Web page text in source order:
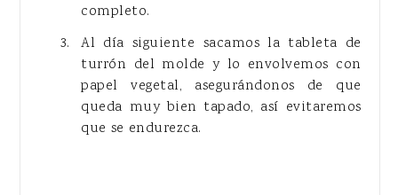
completo.
Al día siguiente sacamos la tableta de
turrón del molde y lo envolvemos con
papel vegetal, asegurándonos de que
queda muy bien tapado, así evitaremos
que se endurezca.